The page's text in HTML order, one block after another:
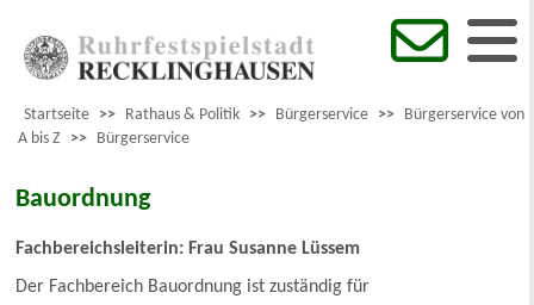
Startseite >> Rathaus & Politik >> Bürgerservice >> Bürgerservice von
A bis Z >> Bürgerservice
Bauordnung
Fachbereichsleiterin: Frau Susanne Lüssem
Der Fachbereich Bauordnung ist zuständig für